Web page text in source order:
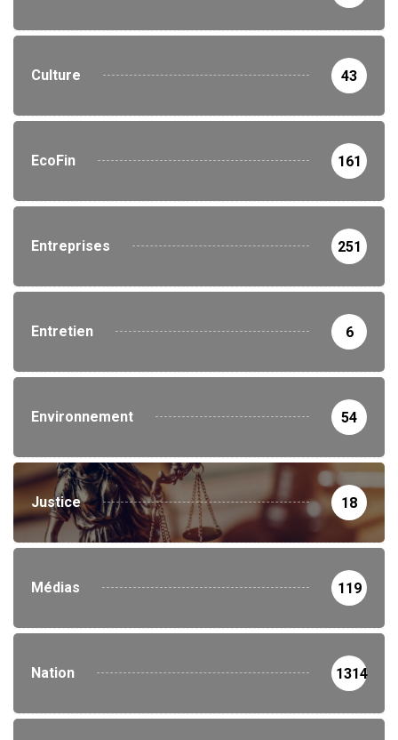
Culture 43
EcoFin 161
Entreprises 251
Entretien 6
Environnement 54
Justice 18
Médias 119
Nation 1314